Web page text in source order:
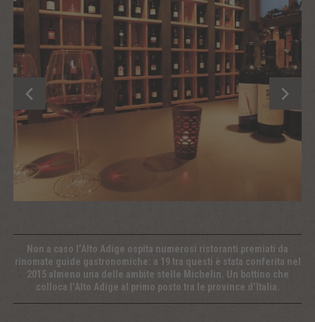
Non a caso l’Alto Adige ospita numerosi ristoranti premiati da
rinomate guide gastronomiche: a 19 tra questi è stata conferita nel
2015 almeno una delle ambite stelle Michelin. Un bottino che
colloca l’Alto Adige al primo posto tra le province d’Italia.